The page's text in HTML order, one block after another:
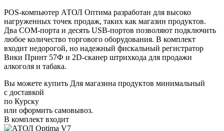
POS-компьютер АТОЛ Оптима разработан для высоко
нагруженных точек продаж, таких как магазин продуктов.
Два COM-порта и десять USB-портов позволяют подключить
любое количество торгового оборудования. В комплект
входит недорогой, но надежный фискальный регистратор
Вики Принт 57Ф и 2D-сканер штрихкода для продажи
алкоголя и табака.
Вы можете купить Для магазина продуктов минимальный
с доставкой
по Курску
или оформить самовывоз.
В комплект входит